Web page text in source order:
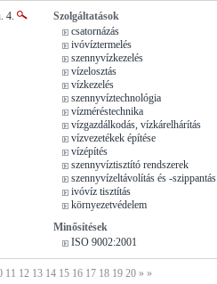
4.
Szolgáltatások
csatornázás
ivóvíztermelés
szennyvízkezelés
vízelosztás
vízkezelés
szennyvíztechnológia
vízméréstechnika
vízgazdálkodás, vízkárelhárítás
vízvezetékek építése
vízépítés
szennyvíztisztító rendszerek
szennyvízeltávolítás és -szippantás
ivóvíz tisztítás
környezetvédelem
Minősítések
ISO 9002:2001
11 12 13 14 15 16 17 18 19 20 » »